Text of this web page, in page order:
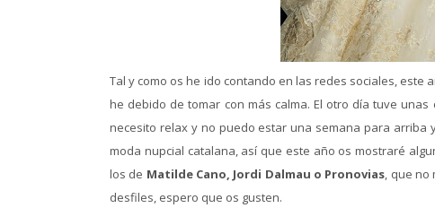
Tal y como os he ido contando en las redes sociales, este
he debido de tomar con más calma. El otro día tuve
necesito relax y no puedo estar una semana para
moda nupcial catalana, así que este año os mostraré
los de Matilde Cano, Jordi Dalmau o Pronovias, que no
desfiles, espero que os gusten.